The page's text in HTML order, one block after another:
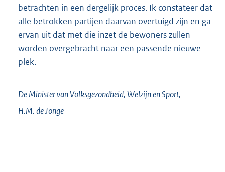
betrachten in een dergelijk proces. Ik constateer dat
alle betrokken partijen daarvan overtuigd zijn en ga
ervan uit dat met die inzet de bewoners zullen
worden overgebracht naar een passende nieuwe
plek.
De Minister van Volksgezondheid, Welzijn en Sport,
H.M. deJonge